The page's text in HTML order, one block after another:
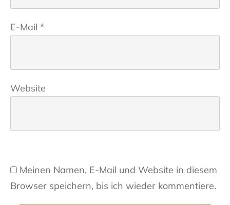
E-Mail *
Website
Meinen Namen, E-Mail und Website in diesem
Browser speichern, bis ich wieder kommentiere.